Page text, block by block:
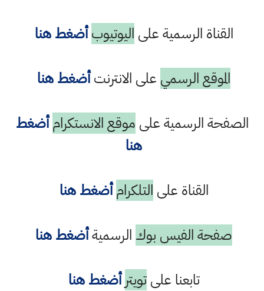
القناة الرسمية على اليوتيوب أضغط هنا
الموقع الرسمي على الانترنتأضغط هنا
الصفحة الرسمية على موقع الانستكرام أضغط
هنا
القناة على التلكرام أضغط هنا
صفحة الفيس بوك الرسميةأضغط هنا
تابعنا علىتويتر أضغط هنا